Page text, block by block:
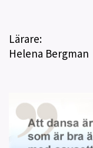
Lärare:
Helena Bergman